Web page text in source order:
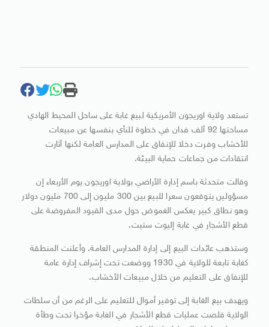
تستعد ولاية اوريجون الأمريكية لبيع غابة على ساحل المحيط الهادي
مساحتها 92 ألف فدان في خطوة للنأي بنفسها عن مبيعات
للأخشاب وفرت دخلا للإنفاق على المدارس العامة لكنها أثارت
انتقادات من جماعات حماية البيئة.
وقالت متحدثة باسم إدارة الأراضي بولاية اوريجون يوم الأربعاء إن
مسؤولين يتوقعون سعرا للبيع بين 300 مليون إلى 700 مليون دولار
وهو نطاق كبير يعكس الغموض حول مدى القيود المفروضة على
قطع الأشجار في غابة إليوت ستيت.
وستذهب عائدات البيع إلى إدارة المدارس العامة. وأعلنت المنطقة
كغابة تابعة للولاية في 1930 ووضعت تحت إشراف إدارة عامة
للإنفاق على التعليم من خلال مبيعات الأخشاب.
ويهدف بيع الغابة إلى توفير أموال للتعليم على الرغم من أن سلطات
الولاية قلصت عمليات قطع الأشجار في الغابة مؤخرا تحت وطأة